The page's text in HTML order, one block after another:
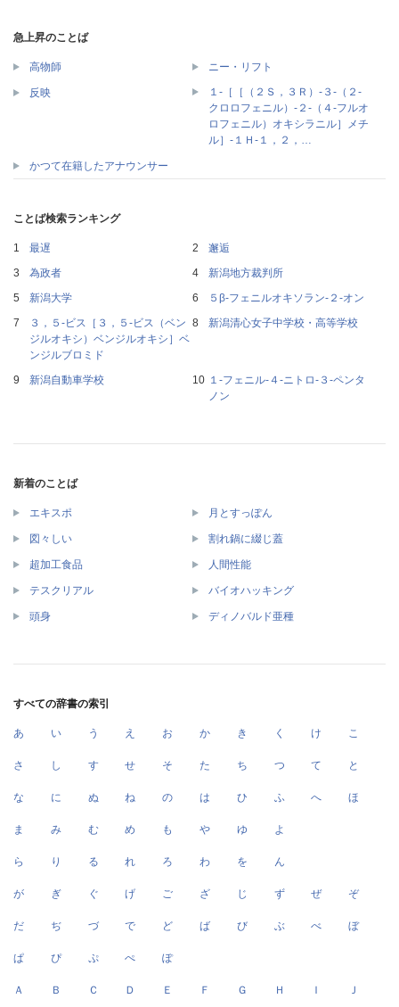
急上昇のことば
高物師 ニー・リフト
反映
１‐［［（２Ｓ，３Ｒ）‐３‐（２‐
クロロフェニル）‐２‐（４‐フルオ
ロフェニル）オキシラニル］メチ
ル］‐１Ｈ‐１，２，…
かつて在籍したアナウンサー
ことば検索ランキング
最遅
邂逅
為政者
新潟地方裁判所
新潟大学
５β‐フェニルオキソラン‐２‐オン
３，５‐ビス［３，５‐ビス（ベン
ジルオキシ）ベンジルオキシ］ベ
ンジルブロミド
新潟清心女子中学校・高等学校
新潟自動車学校
１‐フェニル‐４‐ニトロ‐３‐ペンタ
ノン
新着のことば
エキスポ 月とすっぽん
図々しい 割れ鍋に綴じ蓋
超加工食品 人間性能
テスクリアル バイオハッキング
頭身 ディノバルド亜種
すべての辞書の索引
あ い う え お か き く け こ
さ し す せ そ た ち つ て と
な に ぬ ね の は ひ ふ へ ほ
ま み む め も や ゆ よ
ら り る れ ろ わ を ん
が ぎ ぐ げ ご ざ じ ず ぜ ぞ
だ ぢ づ で ど ば び ぶ べ ぼ
ぱ ぴ ぷ ぺ ぽ
Ａ Ｂ Ｃ Ｄ Ｅ Ｆ Ｇ Ｈ Ｉ Ｊ